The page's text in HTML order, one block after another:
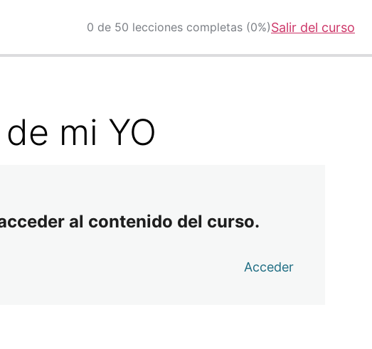
0 de 50 lecciones completas (0%)Salir del curso
mi YO
al contenido del curso.
Acceder